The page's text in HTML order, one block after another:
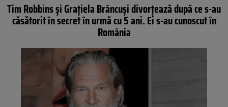
Tim Robbins și Grațiela Brâncuși divorțează după ce s-au
căsătorit în secret în urmă cu 5 ani. Ei s-au cunoscut în
România